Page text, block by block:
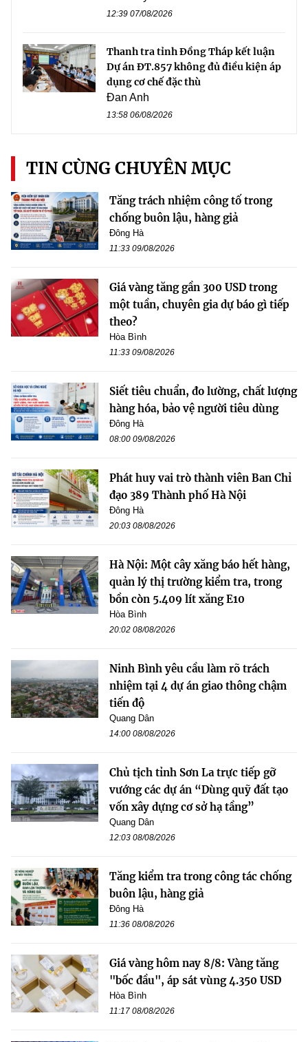
12:39 07/08/2026
Thanh tra tỉnh Đồng Tháp kết luận
Dự án ĐT.857 không đủ điều kiện áp
dụng cơ chế đặc thù
Đan Anh
13:58 06/08/2026
TIN CÙNG CHUYÊN MỤC
Tăng trách nhiệm công tố trong
chống buôn lậu, hàng giả
Đông Hà
11:33 09/08/2026
Giá vàng tăng gần 300 USD trong
một tuần, chuyên gia dự báo gì tiếp
theo?
Hòa Bình
11:33 09/08/2026
Siết tiêu chuẩn, đo lường, chất lượng
hàng hóa, bảo vệ người tiêu dùng
Đông Hà
08:00 09/08/2026
Phát huy vai trò thành viên Ban Chỉ
đạo 389 Thành phố Hà Nội
Đông Hà
20:03 08/08/2026
Hà Nội: Một cây xăng báo hết hàng,
quản lý thị trường kiểm tra, trong
bồn còn 5.409 lít xăng E10
Hòa Bình
20:02 08/08/2026
Ninh Bình yêu cầu làm rõ trách
nhiệm tại 4 dự án giao thông chậm
tiến độ
Quang Dân
14:00 08/08/2026
Chủ tịch tỉnh Sơn La trực tiếp gỡ
vướng các dự án “Dùng quỹ đất tạo
vốn xây dựng cơ sở hạ tầng”
Quang Dân
12:03 08/08/2026
Tăng kiểm tra trong công tác chống
buôn lậu, hàng giả
Đông Hà
11:36 08/08/2026
Giá vàng hôm nay 8/8: Vàng tăng
"bốc đầu", áp sát vùng 4.350 USD
Hòa Bình
11:17 08/08/2026